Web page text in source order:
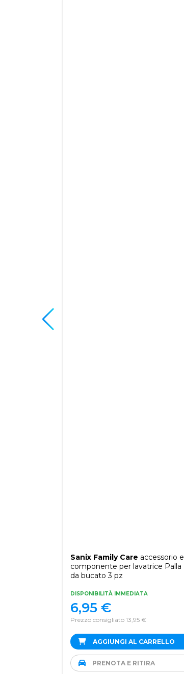
Sanix Family Care accessorio e
componente per lavatrice Palla
da bucato 3 pz
DISPONIBILITÀ IMMEDIATA
Prezzo consigliato 13,95 €
6,95 €
AGGIUNGI AL CARRELLO
PRENOTA E RITIRA